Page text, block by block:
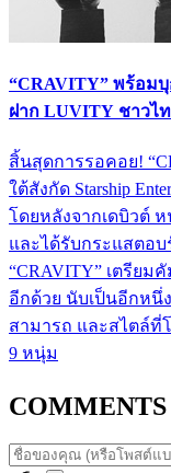
“CRAVITY” พร้อม
ฝาก LUVITY ชาวไ
สิ้นสุดการรอคอย!
ใต้สังกัด Starship
โดยหลังจากเดบิวต์
และได้รับกระแสตอ
“CRAVITY” เตรียม
อีกด้วย นับเป็นอีกหนึ่
สามารถ และสไตล์ที่
9 หนุ่ม
COMMENTS